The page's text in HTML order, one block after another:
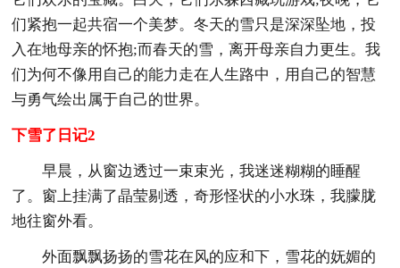
们紧抱一起共宿一个美梦。冬天的雪只是深深坠地，投
入在地母亲的怀抱;而春天的雪，离开母亲自力更生。我
们为何不像用自己的能力走在人生路中，用自己的智慧
与勇气绘出属于自己的世界。
下雪了日记2
早晨，从窗边透过一束束光，我迷迷糊糊的睡醒
了。窗上挂满了晶莹剔透，奇形怪状的小水珠，我朦胧
地往窗外看。
外面飘飘扬扬的雪花在风的应和下，雪花的妩媚的